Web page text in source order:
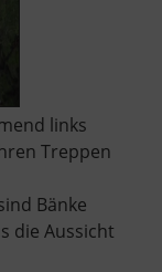
links
Treppen
Bänke
die Aussicht